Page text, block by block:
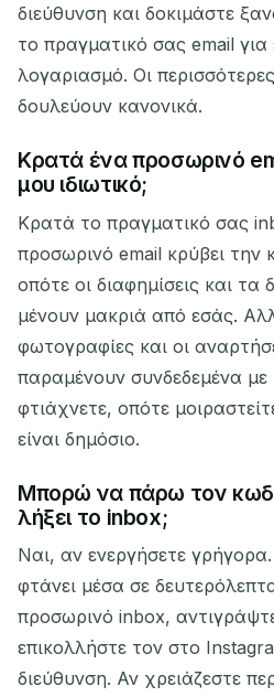
διεύθυνση και δοκιμάστε
το πραγματικό σας email
λογαριασμό. Οι
δουλεύουν κανονικά.
Κρατά ένα προσωρινό
μου ιδιωτικό;
Κρατά το πραγματικό σας
προσωρινό email κρύβει την
οπότε οι διαφημίσεις και
μένουν μακριά από εσάς.
φωτογραφίες και οι
παραμένουν συνδεδεμένα
φτιάχνετε, οπότε
είναι δημόσιο.
Μπορώ να πάρω τον
λήξει το inbox;
Ναι, αν ενεργήσετε
φτάνει μέσα σε
προσωρινό inbox,
επικολλήστε τον στο
διεύθυνση. Αν χρειάζεστε